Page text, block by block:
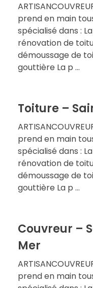
prend en main
spécialisé dans :
rénovation de
démoussage de
gouttière La p ...
Toiture –
prend en main
spécialisé dans :
rénovation de
démoussage de
gouttière La p ...
Couvreur –
Mer
prend en main